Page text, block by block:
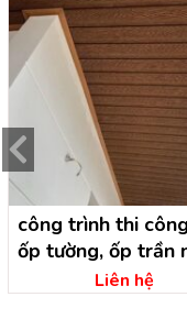
công trình thi
ốp tường, ốp trần
trời tại an lập dầu
Liên hệ